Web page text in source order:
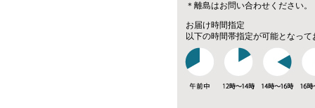
＊離島はお問い合わせください。
お届け時間指定
以下の時間帯指定が可能となって